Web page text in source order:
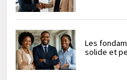
Les
solide et